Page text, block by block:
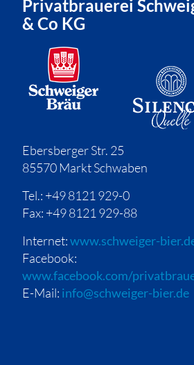
Privatbrauerei
& Co KG
Ebersberger Str. 25
85570 Markt Schwaben
Tel.: +49 8121 929-0
Fax: +49 8121 929-88
Internet:www.schweiger-
Facebook:
www.facebook.com/
E-Mail: info@schweiger-bier.de